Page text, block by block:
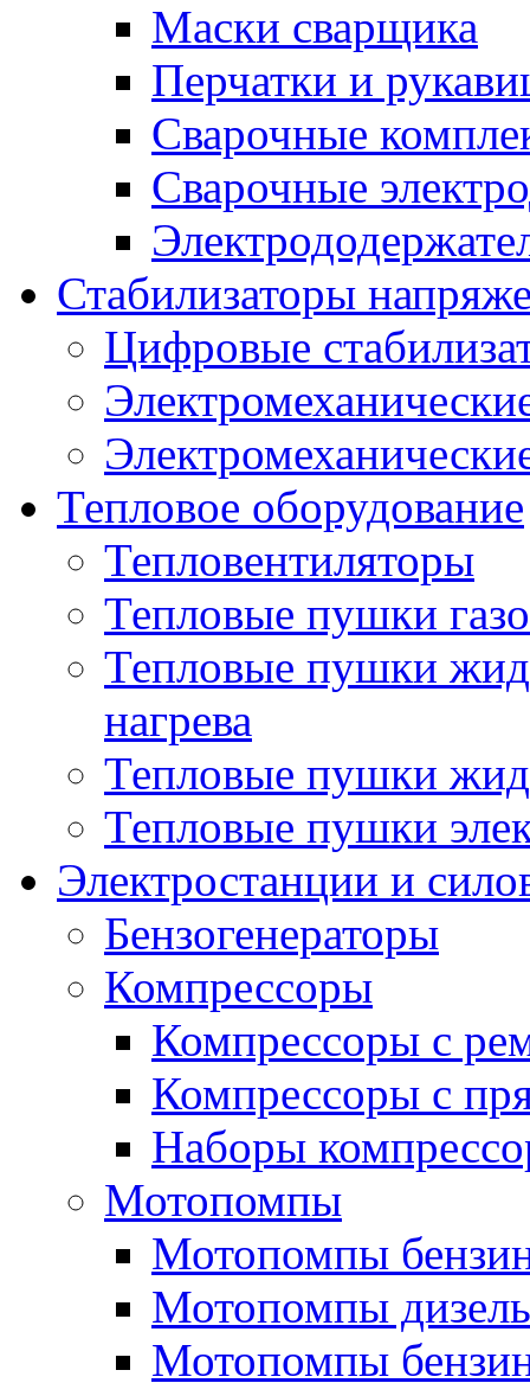
Маски сварщика
Перчатки и
Сварочные
Сварочные
Стабилизаторы
Цифровые
Тепловое оборудование
Тепловентиляторы
Тепловые пушки
Тепловые пушки
нагрева
Тепловые пушки
Тепловые пушки
Электростанции и
Бензогенераторы
Компрессоры
Компрессоры с
Компрессоры с
Наборы
Мотопомпы
Мотопомпы
Мотопомпы
Мотопомпы